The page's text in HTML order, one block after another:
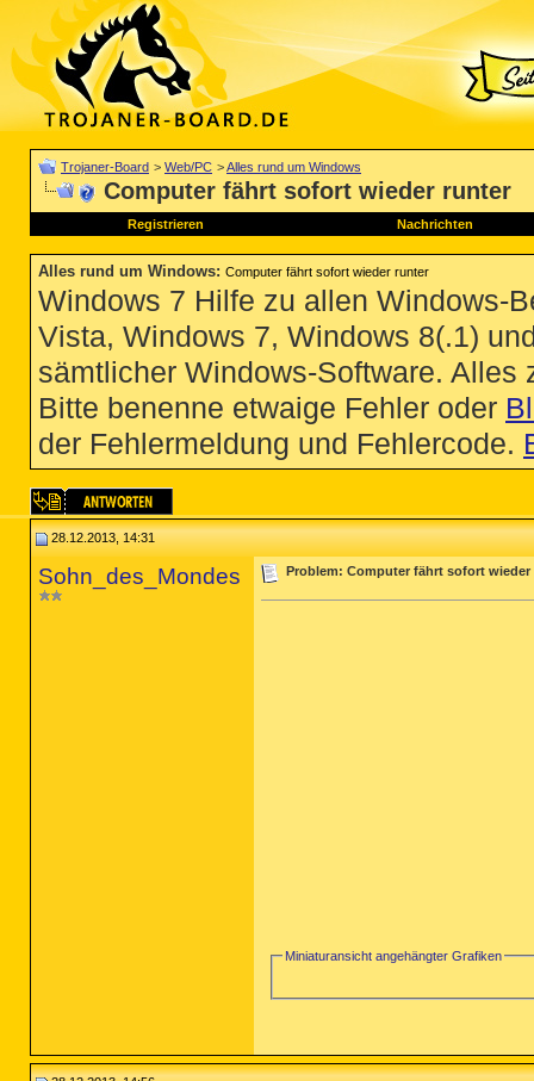
Trojaner-Board > Web/PC >Alles rund um Windows
Computer fährt sofort wieder runter
Registrieren Nachrichten
Alles rund um Windows: Computer fährt sofort wieder runter
Windows 7 Hilfe zu allen Windows-
Vista, Windows 7, Windows 8(.1)
sämtlicher Windows-Software.
Bitte benenne etwaige Fehler oder
der Fehlermeldung und Fehlercode.
28.12.2013, 14:31
Sohn_des_Mondes Problem: Computer fährt sofort wieder
Miniaturansicht angehängter Grafiken